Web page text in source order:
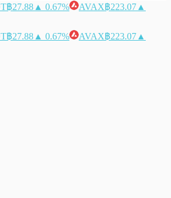
฿27.88 ▲ 0.67% AVAX฿223.07 ▲
฿27.88 ▲ 0.67% AVAX฿223.07 ▲